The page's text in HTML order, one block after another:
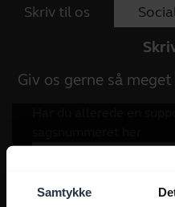
Samtykke
Skriv til os
Giv os gerne så